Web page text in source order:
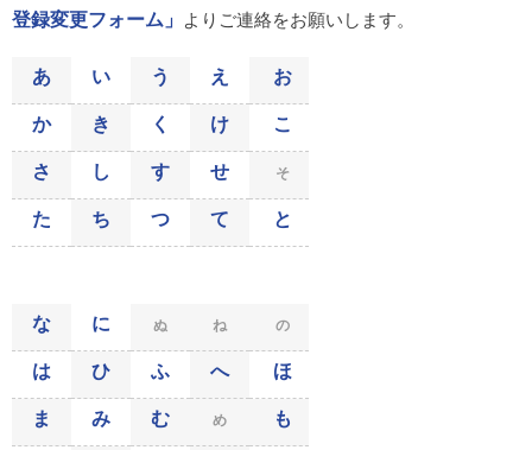
登録変更フォーム」 よりご連絡をお願いします。
あ い う え お
か き く け こ
さ し す せ そ
た ち つ て と
な に ぬ ね の
は ひ ふ へ ほ
ま み む め も